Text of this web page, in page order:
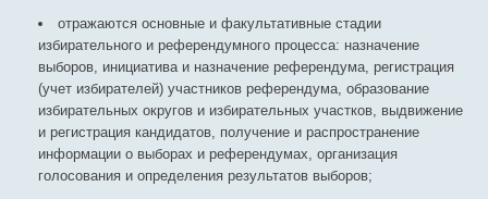
отражаются основные и факультативные стадии
избирательного и референдумного процесса: назначение
выборов, инициатива и назначение референдума, регистрация
(учет избирателей) участников референдума, образование
избирательных округов и избирательных участков, выдвижение
и регистрация кандидатов, получение и распространение
информации о выборах и референдумах, организация
голосования и определения результатов выборов;